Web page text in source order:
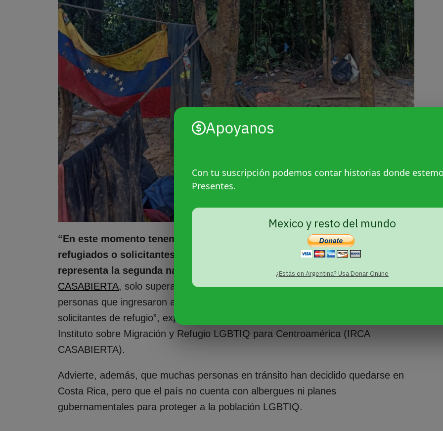
Apoyanos
Con tu suscripción podemos contar historias donde
Presentes.
Mexico y resto del mundo
¿Estás en Argentina? Usa Donar Online
“En este momento tenemos 88 venezolanos LGBTIQ, migrantes,
refugiados o solicitantes de refugio en nuestra base de datos. La cual
representa la segunda nacionalidad con más personas dentro deIRCA
CASABIERTA, solo superada por la población nicaragüense. La mayoría de las
personas que ingresaron a partir de octubre están en la categoría migratoria de
solicitantes de refugio”, explica Yahir Araya, director de comunicación del
Instituto sobre Migración y Refugio LGBTIQ para Centroamérica (IRCA
CASABIERTA).
Advierte, además, que muchas personas en tránsito han decidido quedarse en
Costa Rica, pero que el país no cuenta con albergues ni planes
gubernamentales para proteger a la población LGBTIQ.